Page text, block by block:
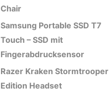
Chair
Samsung Portable SSD T7
Touch – SSD mit
Fingerabdrucksensor
Razer Kraken Stormtrooper
Edition Headset